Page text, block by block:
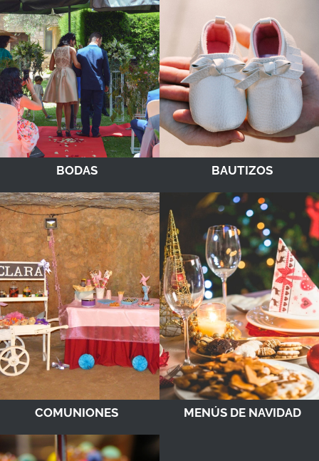
BODAS BAUTIZOS
COMUNIONES MENÚS DE NAVIDAD